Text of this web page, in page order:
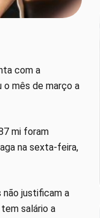
com a
o mês de março a
mi foram
na sexta-feira,
não justificam a
salário a